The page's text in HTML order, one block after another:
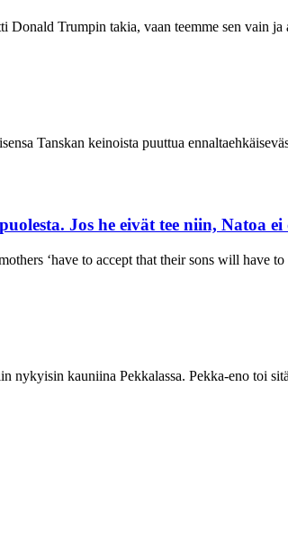
Trumpin takia, vaan teemme sen vain
Tanskan keinoista puuttua
Jos he eivät tee niin, Natoa ei
‘have to accept that their sons will have
kauniina Pekkalassa. Pekka-eno toi